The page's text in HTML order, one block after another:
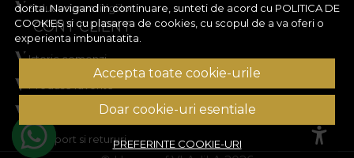
dorita. Navigand in continuare, sunteti de acord cu POLITICA DE
COOKIESsi cu plasarea de cookies, cu scopul de a va oferi o
experienta imbunatatita.
Accepta toate cookie-urile
Doar cookie-uri esentiale
PREFERINTE COOKIE-URI
Solutionarea litigiilor
CONT CLIENT
Istoric comenzi
Metode de plata
Transport si retururi